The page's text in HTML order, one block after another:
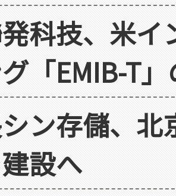
科技、米イ
「EMIB-T
ン存儲、北
設へ